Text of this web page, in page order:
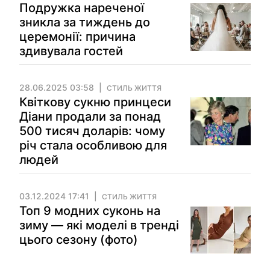
Подружка нареченої
зникла за тиждень до
церемонії: причина
здивувала гостей
28.06.2025 03:58 СТИЛЬ ЖИТТЯ
Квіткову сукню принцеси
Діани продали за понад
500 тисяч доларів: чому
річ стала особливою для
людей
03.12.2024 17:41 СТИЛЬ ЖИТТЯ
Топ 9 модних суконь на
зиму — які моделі в тренді
цього сезону (фото)